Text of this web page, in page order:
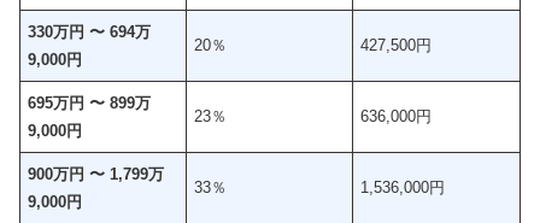
330万円 〜 694万
9,000円
20％ 427,500円
695万円 〜 899万
9,000円
23％ 636,000円
900万円 〜 1,799万
9,000円
33％ 1,536,000円